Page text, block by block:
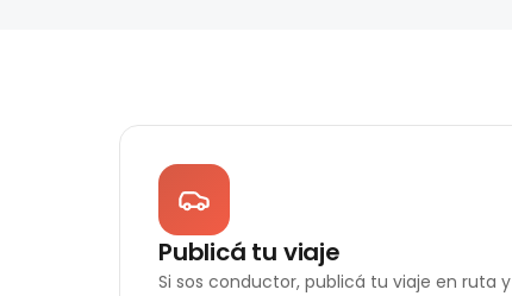
Publicá tu viaje
Si sos conductor, publicá tu viaje en ruta y